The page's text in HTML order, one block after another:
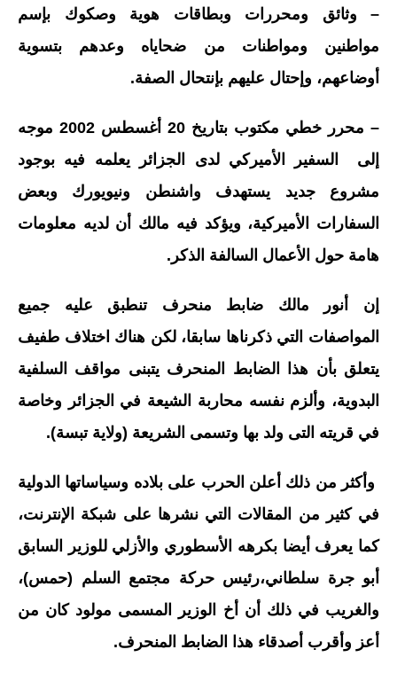
– وثائق ومحررات وبطاقات هوية وصكوك بإسم
مواطنين ومواطنات من ضحاياه وعدهم بتسوية
أوضاعهم، وإحتال عليهم بإنتحال الصفة.
– محرر خطي مكتوب بتاريخ 20 أغسطس 2002 موجه
إلى السفير الأميركي لدى الجزائر يعلمه فيه بوجود
مشروع جديد يستهدف واشنطن ونيويورك وبعض
السفارات الأميركية، ويؤكد فيه مالك أن لديه معلومات
هامة حول الأعمال السالفة الذكر.
إن أنور مالك ضابط منحرف تنطبق عليه جميع
المواصفات التي ذكرناها سابقا، لكن هناك اختلاف طفيف
يتعلق بأن هذا الضابط المنحرف يتبنى مواقف السلفية
البدوية، وألزم نفسه محاربة الشيعة في الجزائر وخاصة
في قريته التى ولد بها وتسمى الشريعة (ولاية تبسة).
وأكثر من ذلك أعلن الحرب على بلاده وسياساتها الدولية
في كثير من المقالات التي نشرها على شبكة الإنترنت،
كما يعرف أيضا بكرهه الأسطوري والأزلي للوزير السابق
أبو جرة سلطاني،رئيس حركة مجتمع السلم (حمس)،
والغريب في ذلك أن أخ الوزير المسمى مولود كان من
أعز وأقرب أصدقاء هذا الضابط المنحرف.